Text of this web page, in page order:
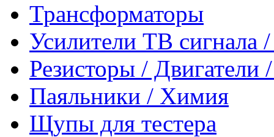
Трансформаторы
Усилители ТВ сигнала
Резисторы /
Паяльники / Химия
Щупы для тестера